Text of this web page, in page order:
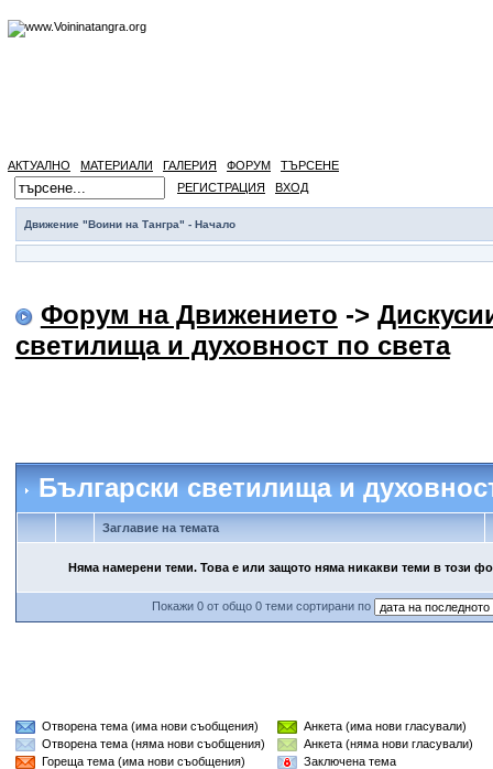
АКТУАЛНО МАТЕРИАЛИ ГАЛЕРИЯ ФОРУМ
ТЪРСЕНЕ
РЕГИСТРАЦИЯ
ВХОД
Движение "Воини на Тангра" - Начало
Форум на Движението ->
светилища и духовност по света
Български светилища и
Заглавие на темата
Няма намерени теми. Това е или защото няма никакви теми в този
Покажи 0 от общо 0 теми сортирани по
Отворена тема (има нови съобщения)
Отворена тема (няма нови съобщения)
Гореща тема (има нови съобщения)
Анкета (има нови гласували)
Анкета (няма нови гласували)
Заключена тема